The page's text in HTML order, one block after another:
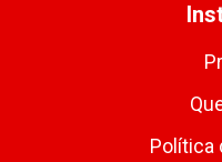
Política